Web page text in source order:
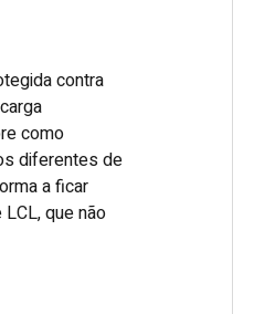
contra
como
diferentes de
a ficar
que não